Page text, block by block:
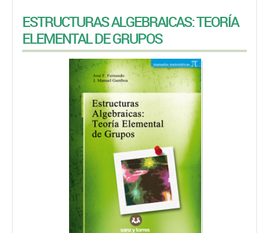
ESTRUCTURAS ALGEBRAICAS: TEORÍA
ELEMENTAL DE GRUPOS